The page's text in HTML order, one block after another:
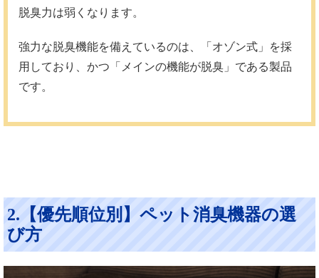
脱臭力は弱くなります。
強力な脱臭機能を備えているのは、「オゾン式」を採
用しており、かつ「メインの機能が脱臭」である製品
です。
2.【優先順位別】ペット消臭機器の選
び方